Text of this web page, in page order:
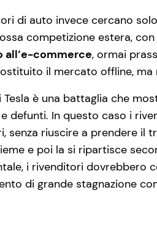
di auto invece cercano
competizione estera,
all’e-commerce, ormai
il mercato offline,
Tesla è una battaglia che
defunti. In questo caso i
senza riuscire a prendere il
e poi la si ripartisce
i rivenditori dovrebbero
di grande stagnazione